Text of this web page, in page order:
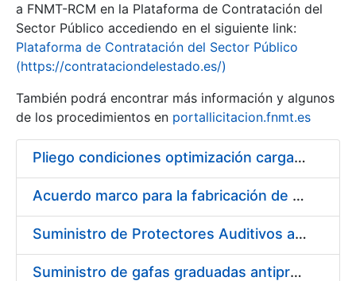
a FNMT-RCM en la Plataforma de Contratación del
Sector Público accediendo en el siguiente link:
Plataforma de Contratación del Sector Público
(https://contrataciondelestado.es/)
También podrá encontrar más información y algunos
de los procedimientos en portallicitacion.fnmt.es
Pliego condiciones optimización cargas compras firmado
Acuerdo marco para la fabricación de piezas
Suministro de Protectores Auditivos a medida para las personas trabajadoras de los Centros de Trabajo de Madrid y Burgos
Suministro de gafas graduadas antiproyecciones para los trabajadores de la FNMT-RCM en los centros de trabajo de Madrid y Burgos